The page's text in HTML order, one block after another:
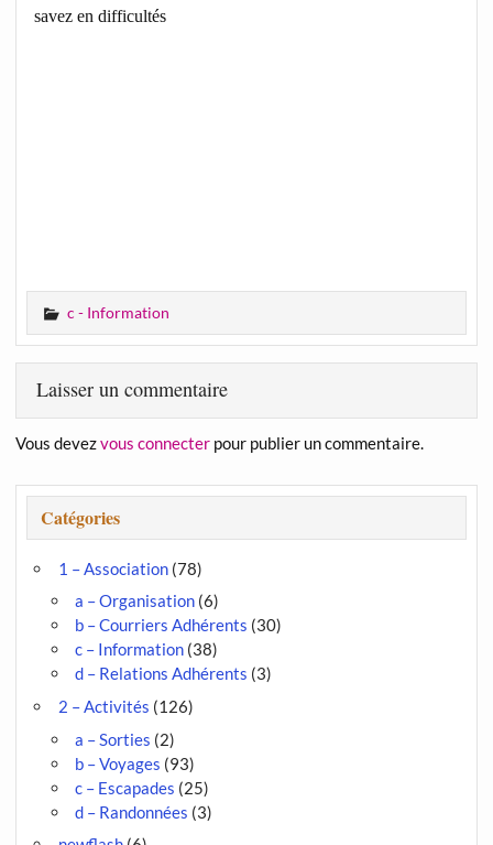
savez en difficultés
c - Information
Laisser un commentaire
Vous devezvous connecterpour publier un commentaire.
Catégories
1 – Association(78)
a – Organisation(6)
b – Courriers Adhérents (30)
c – Information(38)
d – Relations Adhérents (3)
2 – Activités (126)
a – Sorties (2)
b – Voyages (93)
c – Escapades (25)
d – Randonnées (3)